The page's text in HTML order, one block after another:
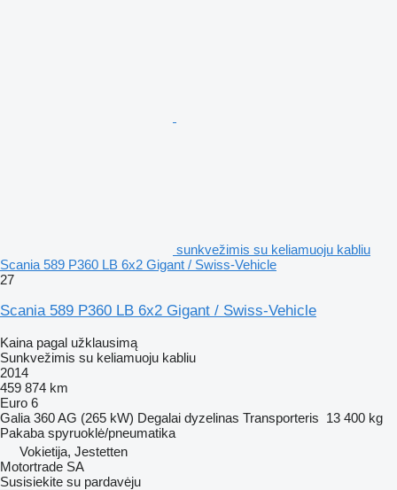
sunkvežimis su keliamuoju kabliu
Scania 589 P360 LB 6x2 Gigant / Swiss-Vehicle
27
Scania 589 P360 LB 6x2 Gigant / Swiss-Vehicle
Kaina pagal užklausimą
Sunkvežimis su keliamuoju kabliu
2014
459 874 km
Euro 6
Galia 360 AG (265 kW) Degalai dyzelinas Transporteris 13 400 kg
Pakaba spyruoklė/pneumatika
Vokietija, Jestetten
Motortrade SA
Susisiekite su pardavėju